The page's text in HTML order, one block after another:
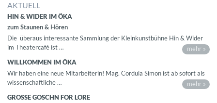
AKTUELL
HIN & WIDER IM ÖKA
zum Staunen & Hören
Die überaus interessante Sammlung der Kleinkunstbühne Hin & Wider
im Theatercafé ist …
mehr »
WILLKOMMEN IM ÖKA
Wir haben eine neue Mitarbeiterin! Mag. Cordula Simon ist ab sofort als
wissenschaftliche …
mehr »
GROSSE GOSCHN FOR LORE